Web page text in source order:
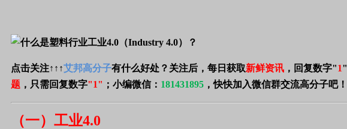
点击关注↑↑↑艾邦高分子有什么好处？关注后，每日获取新鲜资讯 ，回复数字"1"
题 ，只需回复数字"1" ； 小编微信： 181431895 ，快快加入微信群交流高分子吧！
（一）工业4.0